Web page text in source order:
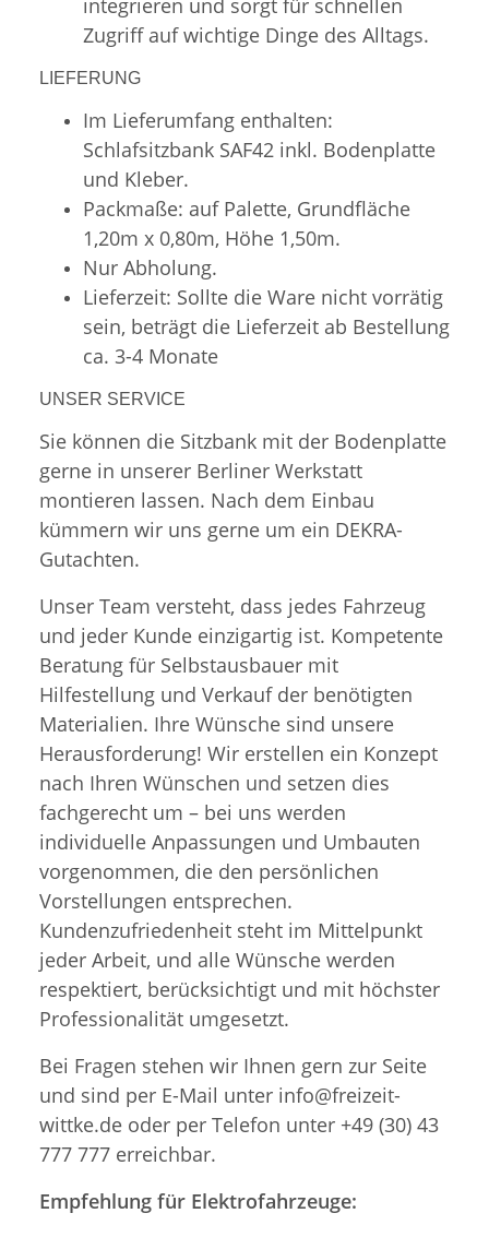
Zugriff auf wichtige Dinge des Alltags.
LIEFERUNG
Im Lieferumfang enthalten:
Schlafsitzbank SAF42 inkl. Bodenplatte
und Kleber.
Packmaße: auf Palette, Grundfläche
1,20m x 0,80m, Höhe 1,50m.
Nur Abholung.
Lieferzeit: Sollte die Ware nicht vorrätig
sein, beträgt die Lieferzeit ab Bestellung
ca. 3-4 Monate
UNSER SERVICE
Sie können die Sitzbank mit der Bodenplatte
gerne in unserer Berliner Werkstatt
montieren lassen. Nach dem Einbau
kümmern wir uns gerne um ein DEKRA-
Gutachten.
Unser Team versteht, dass jedes Fahrzeug
und jeder Kunde einzigartig ist. Kompetente
Beratung für Selbstausbauer mit
Hilfestellung und Verkauf der benötigten
Materialien. Ihre Wünsche sind unsere
Herausforderung! Wir erstellen ein Konzept
nach Ihren Wünschen und setzen dies
fachgerecht um – bei uns werden
individuelle Anpassungen und Umbauten
vorgenommen, die den persönlichen
Vorstellungen entsprechen.
Kundenzufriedenheit steht im Mittelpunkt
jeder Arbeit, und alle Wünsche werden
respektiert, berücksichtigt und mit höchster
Professionalität umgesetzt.
Bei Fragen stehen wir Ihnen gern zur Seite
und sind per E-Mail unter info@freizeit-
wittke.de oder per Telefon unter +49 (30) 43
777 777 erreichbar.
Empfehlung für Elektrofahrzeuge: